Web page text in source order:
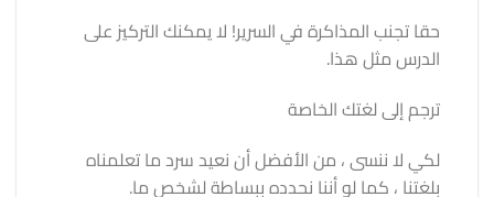
حقا تجنب المذاكرة في السرير! لا يمكنك التركيز على
الدرس مثل هذا.
ترجم إلى لغتك الخاصة
لكي لا ننسى ، من الأفضل أن نعيد سرد ما تعلمناه
بلغتنا ، كما لو أننا نحدده ببساطة لشخص ما.